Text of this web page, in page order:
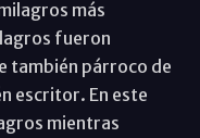
más
fueron
también párroco de
escritor. En este
mientras